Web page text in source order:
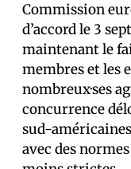
Commission
d’accord le 3
maintenant le
membres et les
nombreux·ses
concurrence
sud-
avec des